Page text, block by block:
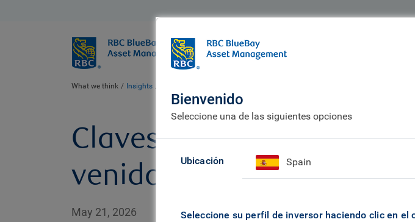
BlueBay
Quiénes somos
What we think Insights
Claves de mercado con
venido para quedarse
May 21, 2026
Bienvenido
Seleccione una de las siguientes opciones
Ubicación Spain
Seleccione su perfil de inversor haciendo clic en el